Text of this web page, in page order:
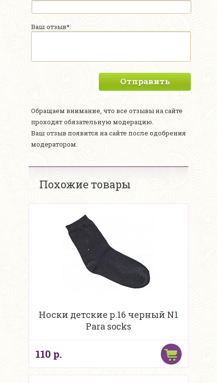
Ваш отзыв*:
Отправить
Обращаем внимание, что все отзывы на сайте
проходят обязательную модерацию.
Ваш отзыв появится на сайте после одобрения
модератором.
Похожие товары
Носки детские р.16 черный N1
Para socks
110 р.